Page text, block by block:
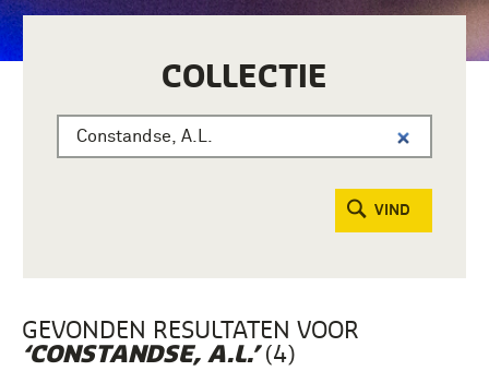
COLLECTIE
VIND
GEVONDEN RESULTATEN VOOR
‘CONSTANDSE, A.L.’(4)